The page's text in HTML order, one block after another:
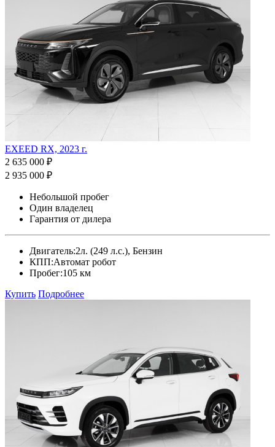
EXEED RX, 2023 г.
2 635 000 ₽
2 935 000 ₽
Небольшой пробег
Один владелец
Гарантия от дилера
Двигатель:2л. (249 л.с.), Бензин
КПП:Автомат робот
Пробег:105 км
Купить Подробнее